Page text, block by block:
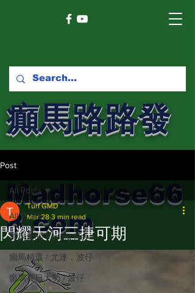
癲馬路路發
馬網
Madhorse66
8.com
Post
All Posts
賽馬新聞 Racing News
癲馬精選 / 尤達，波仔
癲馬賽日大勢 / 波仔
All Posts
閃耀天河三捷可期
Turf GMD
Mar 28 3 min read